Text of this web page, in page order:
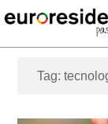
Tag: